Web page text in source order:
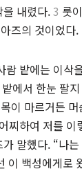
내렸다.3 룻
즈의 것이었다.
밭에는 이삭
에서 한눈 팔
이 마르거든
찌하여 저를
말했다. “나
이 백성에게로